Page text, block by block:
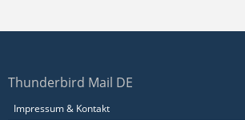
Thunderbird Mail DE
Impressum & Kontakt